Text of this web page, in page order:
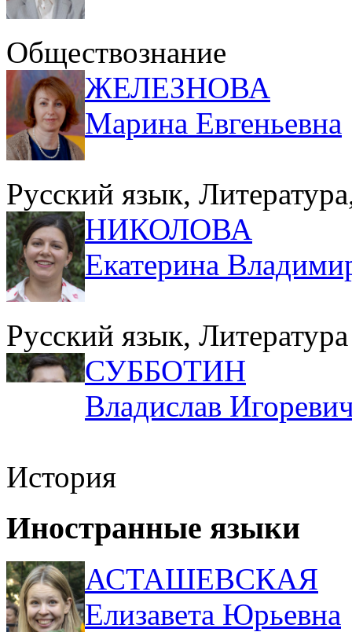
Обществознание
ЖЕЛЕЗНОВА
Марина Евгеньевна
Русский язык,
НИКОЛОВА
Екатерина
Русский язык, Литература
СУББОТИН
Владислав
История
Иностранные языки
АСТАШЕВСКАЯ
Елизавета Юрьевна